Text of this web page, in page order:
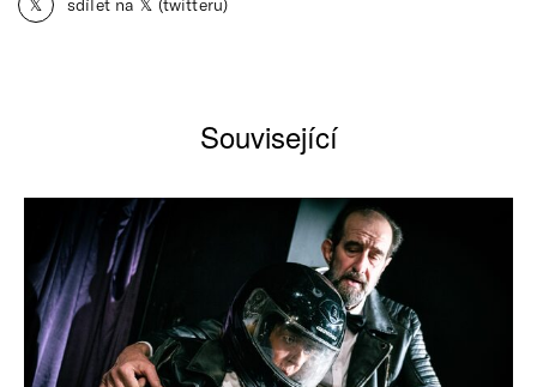
𝕏 sdílet na 𝕏 (twitteru)
Související